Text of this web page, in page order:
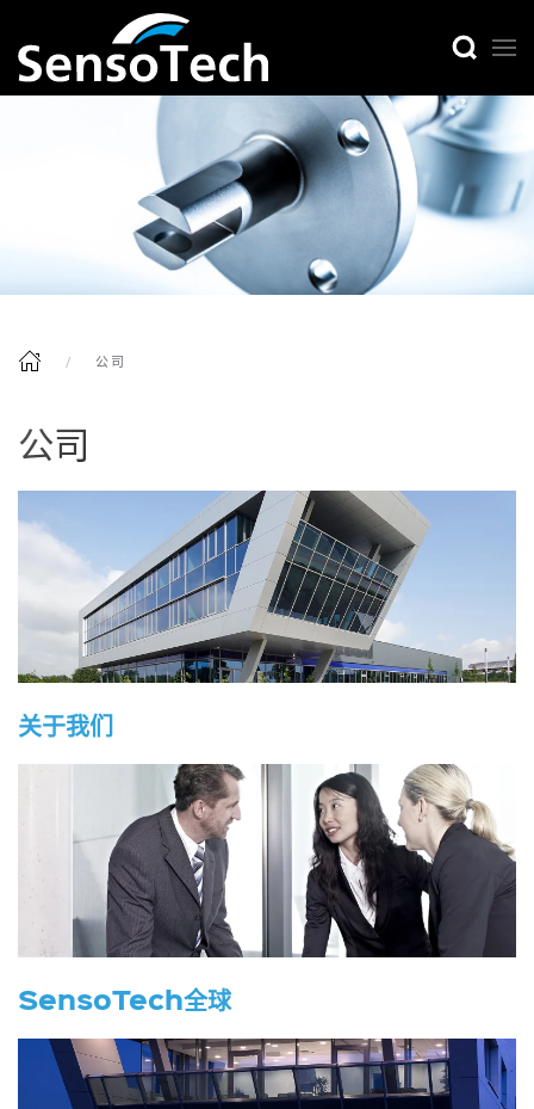
公司
公司
关于我们
SensoTech全球